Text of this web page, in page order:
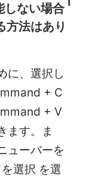
ない場合
方法はあり
に、選択し
+ C
+ V
ます。ま
ューバーを
選択 を選